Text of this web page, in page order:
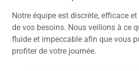
Notre équipe est discrète, efficace
de vos besoins. Nous veillons à ce
fluide et impeccable afin que vous
profiter de votre journée.